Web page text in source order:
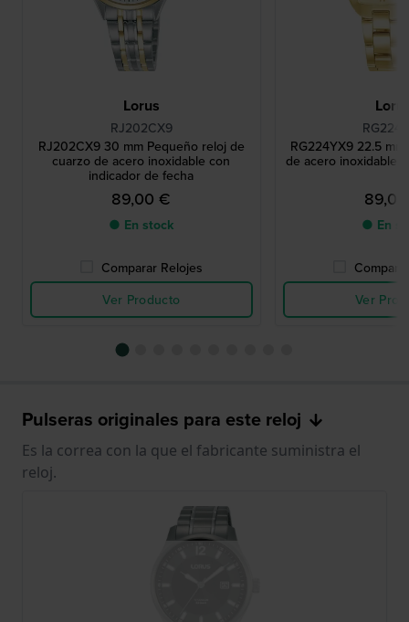
Lorus
RJ202CX9
RJ202CX9 30 mm Pequeño reloj de
cuarzo de acero inoxidable con
indicador de fecha
89,00 €
● En stock
Comparar Relojes
Ver Producto
RG224YX9 22.5
de acero inoxidable
● En
Ver
Pulseras originales para este reloj
Es la correa con la que el fabricante suministra el
reloj.